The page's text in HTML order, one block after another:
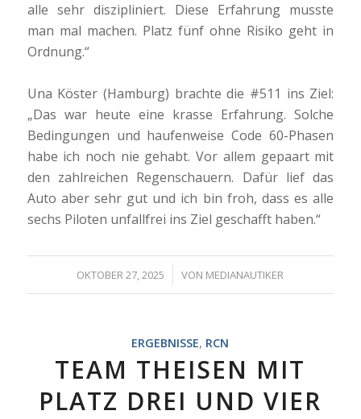
alle sehr diszipliniert. Diese Erfahrung musste
man mal machen. Platz fünf ohne Risiko geht in
Ordnung.“
Una Köster (Hamburg) brachte die #511 ins Ziel:
„Das war heute eine krasse Erfahrung. Solche
Bedingungen und haufenweise Code 60-Phasen
habe ich noch nie gehabt. Vor allem gepaart mit
den zahlreichen Regenschauern. Dafür lief das
Auto aber sehr gut und ich bin froh, dass es alle
sechs Piloten unfallfrei ins Ziel geschafft haben.“
OKTOBER 27, 2025
/ VON MEDIANAUTIKER
ERGEBNISSE, RCN
TEAM THEISEN MIT
PLATZ DREI UND VIER